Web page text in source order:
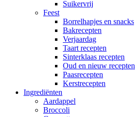
Suikervrij
Feest
Borrelhapjes en snacks
Bakrecepten
Verjaardag
Taart recepten
Sinterklaas recepten
Oud en nieuw recepten
Paasrecepten
Kerstrecepten
Ingrediënten
Aardappel
Broccoli